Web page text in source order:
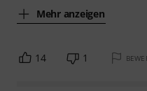
Mehr anzeigen
14 1